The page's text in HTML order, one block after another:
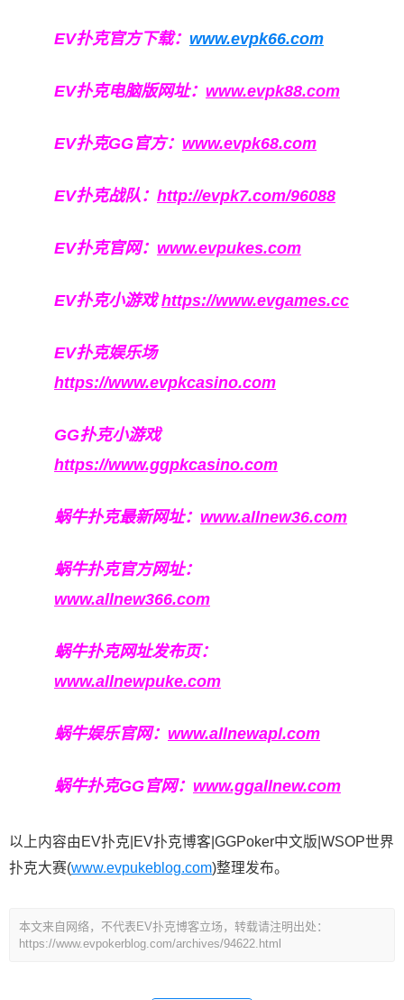
EV扑克官方下载： www.evpk66.com
EV扑克电脑版网址： www.evpk88.com
EV扑克GG官方： www.evpk68.com
EV扑克战队： http://evpk7.com/96088
EV扑克官网： www.evpukes.com
EV扑克小游戏https://www.evgames.cc
EV扑克娱乐场
https://www.evpkcasino.com
GG扑克小游戏
https://www.ggpkcasino.com
蜗牛扑克最新网址： www.allnew36.com
蜗牛扑克官方网址：
www.allnew366.com
蜗牛扑克网址发布页：
www.allnewpuke.com
蜗牛娱乐官网： www.allnewapl.com
蜗牛扑克GG官网： www.ggallnew.com
以上内容由EV扑克|EV扑克博客|GGPoker中文版|WSOP世界
扑克大赛(www.evpukeblog.com)整理发布。
本文来自网络，不代表EV扑克博客立场，转载请注明出处：
https://www.evpokerblog.com/archives/94622.html